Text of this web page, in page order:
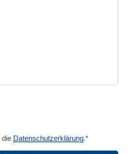
die Datenschutzerklärung.*